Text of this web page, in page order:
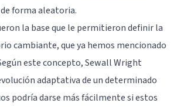
forma aleatoria.
la base que le permitieron definir la
cambiante, que ya hemos mencionado
este concepto, Sewall Wright
adaptativa de un determinado
podría darse más fácilmente si estos